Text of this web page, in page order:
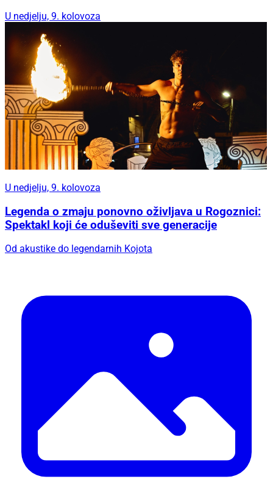
U nedjelju, 9. kolovoza
U nedjelju, 9. kolovoza
Legenda o zmaju ponovno oživljava u Rogoznici:
Spektakl koji će oduševiti sve generacije
Od akustike do legendarnih Kojota